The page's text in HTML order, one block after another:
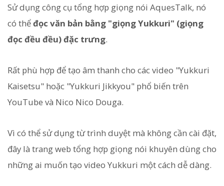
Sử dụng công cụ tổng hợp giọng nói AquesTalk, nó
có thểđọc văn bản bằng "giọng Yukkuri" (giọng
đọc đều đều) đặc trưng.
Rất phù hợp để tạo âm thanh cho các video "Yukkuri
Kaisetsu" hoặc "Yukkuri Jikkyou" phổ biến trên
YouTube và Nico Nico Douga.
Vì có thể sử dụng từ trình duyệt mà không cần cài đặt,
đây là trang web tổng hợp giọng nói khuyên dùng cho
những ai muốn tạo video Yukkuri một cách dễ dàng.